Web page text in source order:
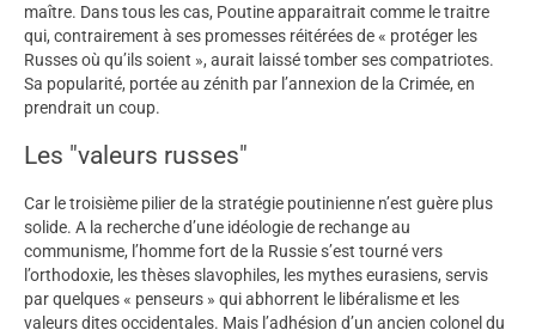
maître. Dans tous les cas, Poutine apparaitrait comme le traitre
qui, contrairement à ses promesses réitérées de « protéger les
Russes où qu’ils soient », aurait laissé tomber ses compatriotes.
Sa popularité, portée au zénith par l’annexion de la Crimée, en
prendrait un coup.
Les "valeurs russes"
Car le troisième pilier de la stratégie poutinienne n’est guère plus
solide. A la recherche d’une idéologie de rechange au
communisme, l’homme fort de la Russie s’est tourné vers
l’orthodoxie, les thèses slavophiles, les mythes eurasiens, servis
par quelques « penseurs » qui abhorrent le libéralisme et les
valeurs dites occidentales. Mais l’adhésion d’un ancien colonel du